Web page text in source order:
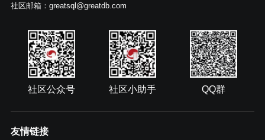
社区邮箱：greatsql@greatdb.com
社区公众号 社区小助手 QQ群
友情链接